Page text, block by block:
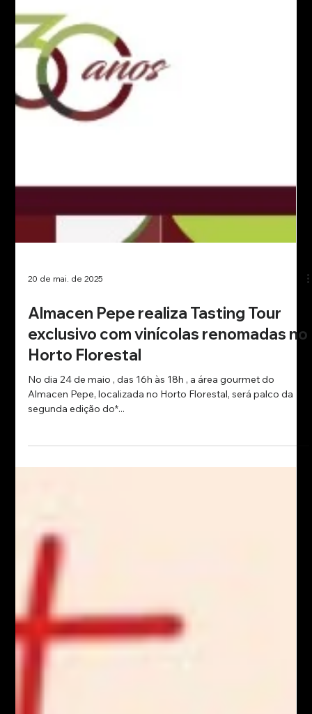
20 de mai. de 2025
Almacen Pepe realiza Tasting Tour
exclusivo com vinícolas renomadas no
Horto Florestal
Almacen Pepe, localizada no Horto Florestal, será palco da